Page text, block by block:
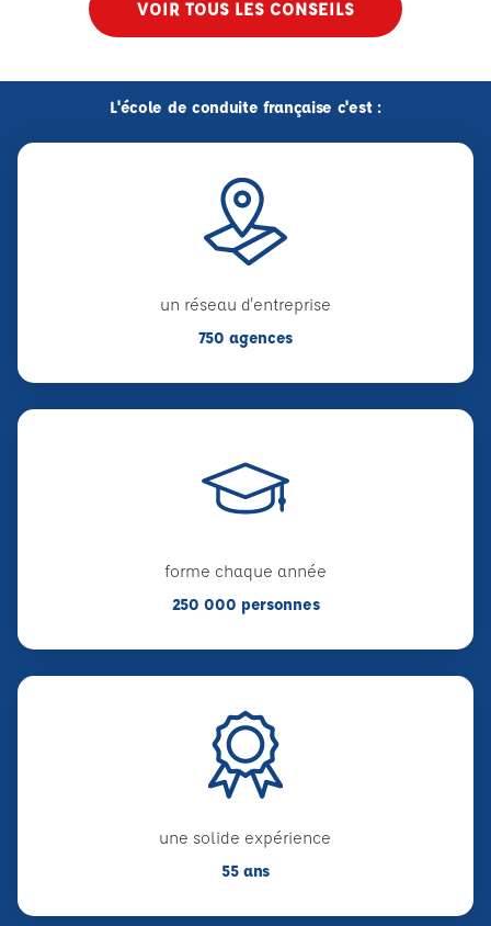
VOIR TOUS LES CONSEILS
L'école de conduite française c'est :
un réseau d'entreprise
750 agences
forme chaque année
250 000 personnes
une solide expérience
55 ans